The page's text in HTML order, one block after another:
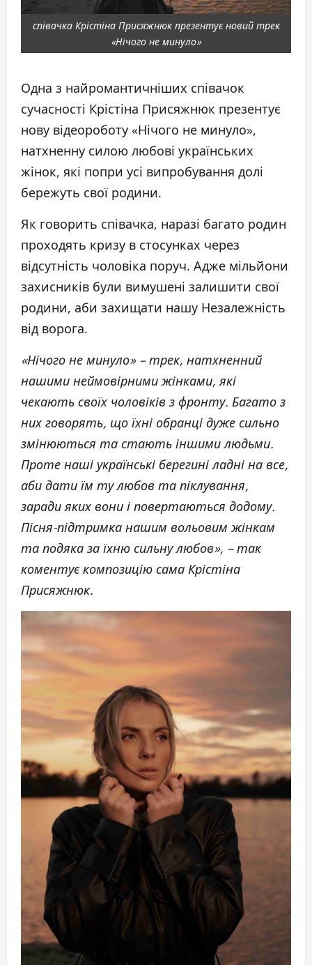
співачка Крістіна Присяжнюк презентує новий трек
«Нічого не минуло»
Одна з найромантичніших співачок
сучасності Крістіна Присяжнюк презентує
нову відеороботу «Нічого не минуло»,
натхненну силою любові українських
жінок, які попри усі випробування долі
бережуть свої родини.
Як говорить співачка, наразі багато родин
проходять кризу в стосунках через
відсутність чоловіка поруч. Адже мільйони
захисників були вимушені залишити свої
родини, аби захищати нашу Незалежність
від ворога.
«Нічого не минуло» – трек, натхненний
нашими неймовірними жінками, які
чекають своїх чоловіків з фронту. Багато з
них говорять, що їхні обранці дуже сильно
змінюються та стають іншими людьми.
Проте наші українські берегині ладні на все,
аби дати їм ту любов та піклування,
заради яких вони і повертаються додому.
Пісня-підтримка нашим вольовим жінкам
та подяка за їхню сильну любов», – так
коментує композицію сама Крістіна
Присяжнюк.